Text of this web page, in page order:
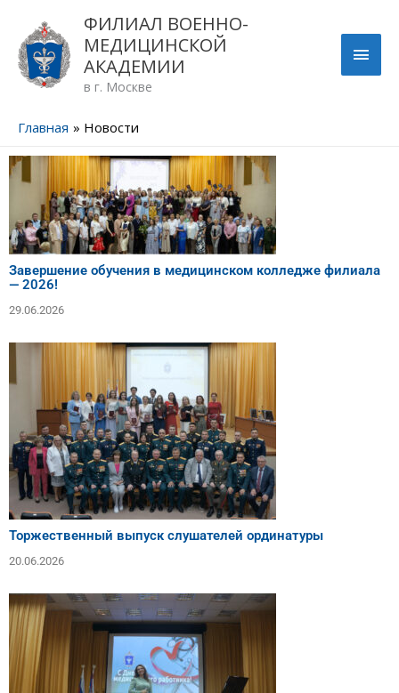
содержимому
ФИЛИАЛ ВОЕННО-
МЕДИЦИНСКОЙ
АКАДЕМИИ
в г. Москве
Главная Новости
Завершение обучения в медицинском колледже филиала
— 2026!
29.06.2026
Торжественный выпуск слушателей ординатуры
20.06.2026